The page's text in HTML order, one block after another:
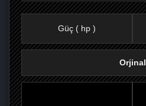
Güç ( hp )
Orjinal